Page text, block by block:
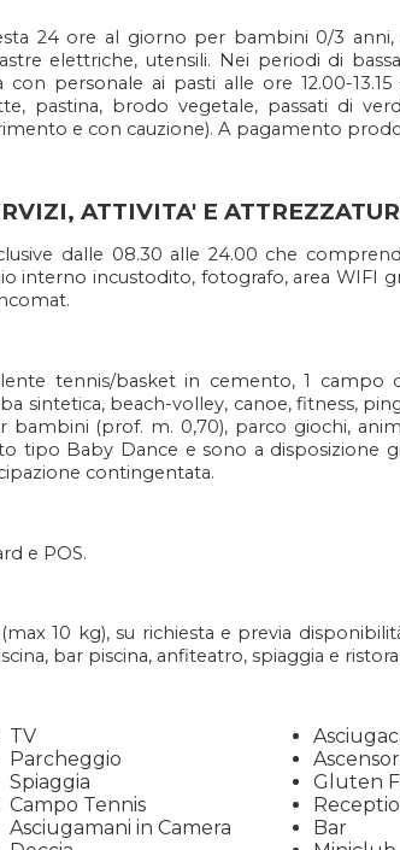
24 ore al giorno per bambini 0/3
elettriche, utensili. Nei periodi di
con personale ai pasti alle ore 12.00-
pastina, brodo vegetale, passati di
e con cauzione). A pagamento
ATTIVITA' E
dalle 08.30 alle 24.00 che
interno incustodito, fotografo, area WIFI
tennis/basket in cemento, 1 campo
sintetica, beach-volley, canoe, fitness,
bambini (prof. m. 0,70), parco giochi,
tipo Baby Dance e sono a disposizione
contingentata.
e POS.
10 kg), su richiesta e previa
bar piscina, anfiteatro, spiaggia e
TV
Parcheggio
Spiaggia
Campo Tennis
Asciugamani in Camera
Gluten
Bar